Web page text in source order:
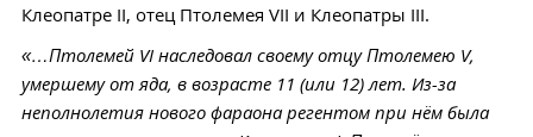
Клеопатре II, отец Птолемея VII и Клеопатры III.
«…Птолемей VI наследовал своему отцу Птолемею V,
умершему от яда, в возрасте 11 (или 12) лет. Из-за
неполнолетия нового фараона регентом при нём была